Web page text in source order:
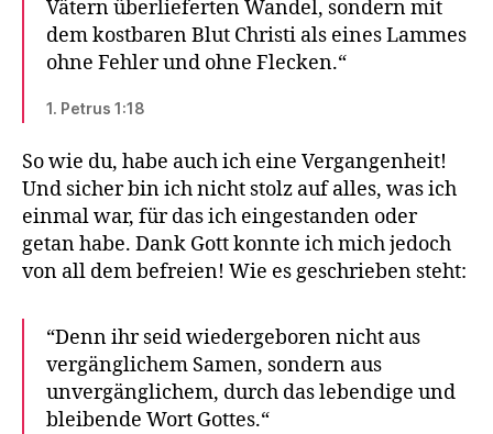
Vätern überlieferten Wandel, sondern mit
dem kostbaren Blut Christi als eines Lammes
ohne Fehler und ohne Flecken.“
1. Petrus 1:18
So wie du, habe auch ich eine Vergangenheit!
Und sicher bin ich nicht stolz auf alles, was ich
einmal war, für das ich eingestanden oder
getan habe. Dank Gott konnte ich mich jedoch
von all dem befreien! Wie es geschrieben steht:
“Denn ihr seid wiedergeboren nicht aus
vergänglichem Samen, sondern aus
unvergänglichem, durch das lebendige und
bleibende Wort Gottes.“